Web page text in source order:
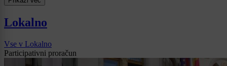
Lokalno
Vse v Lokalno
Participativni proračun